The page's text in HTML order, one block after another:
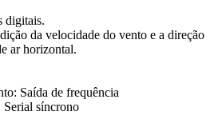
digitais.
da velocidade do vento e a direção
ar horizontal.
Saída de frequência
Serial síncrono